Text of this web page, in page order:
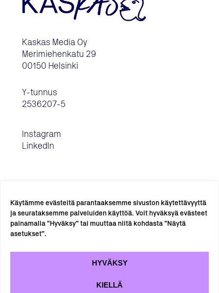
Käytämme evästeitä parantaaksemme sivuston käytettävyyttä
ja seurataksemme palveluiden käyttöä. Voit hyväksyä evästeet
painamalla ”Hyväksy” tai muuttaa niitä kohdasta ”Näytä
asetukset”.
HYVÄKSY
KIELLÄ
Kaskas Media Oy
Merimiehenkatu 29
00150 Helsinki
Y-tunnus
2536207-5
Instagram
LinkedIn
TILAA UUTISKIRJE →